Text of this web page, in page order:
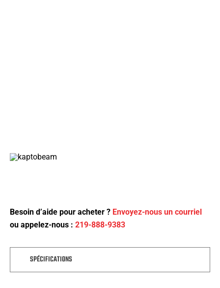
Besoin d’aide pour acheter ? Envoyez-nous un courriel
ou appelez-nous : 219-888-9383
SPÉCIFICATIONS